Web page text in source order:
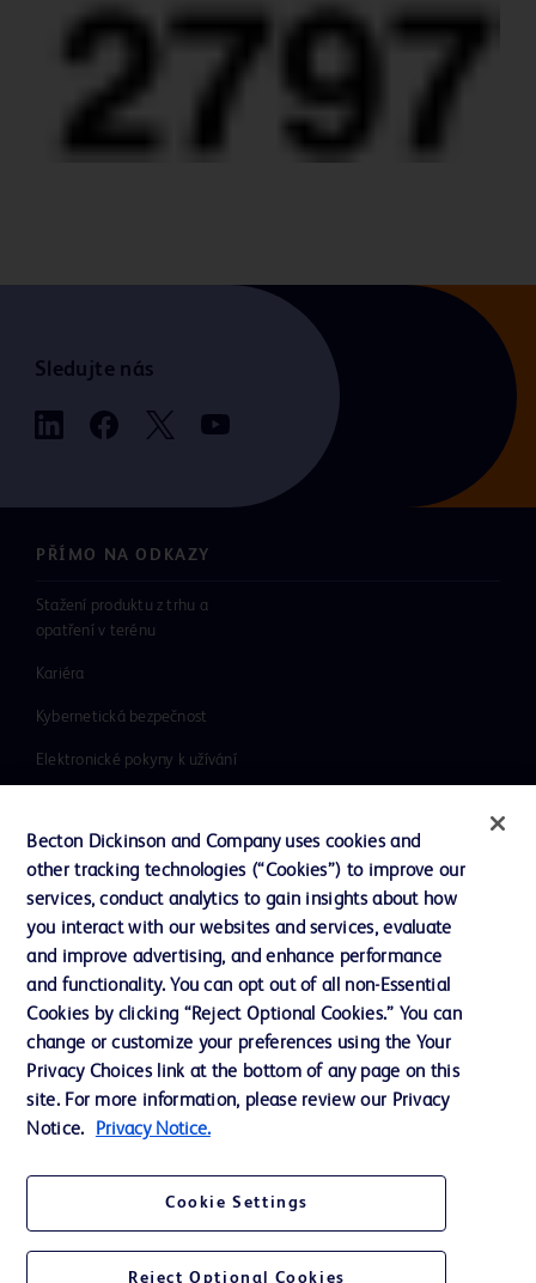
Sledujte nás
PŘÍMO NA ODKAZY
Stažení produktu z trhu a
opatření v terénu
Kariéra
Kybernetická bezpečnost
Elektronické pokyny k užívání
Inkluze, diverzita a rovnost
Literatura
Naše společnost
Etika a dodržování předpisů
Podpora
Becton Dickinson and Company uses cookies and
other tracking technologies (“Cookies”) to improve our
services, conduct analytics to gain insights about how
you interact with our websites and services, evaluate
and improve advertising, and enhance performance
and functionality. You can opt out of all non-Essential
Cookies by clicking “Reject Optional Cookies.” You can
change or customize your preferences using the Your
Privacy Choices link at the bottom of any page on this
site. For more information, please review our Privacy
Notice.
Privacy Notice.
Cookie Settings
Reject Optional Cookies